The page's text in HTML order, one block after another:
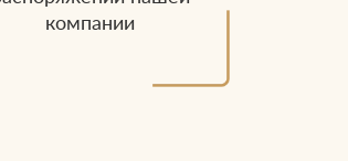
компании